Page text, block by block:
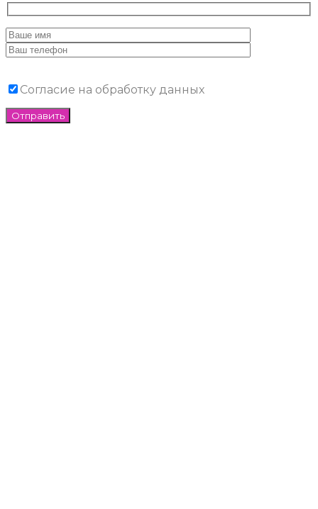
Согласие на обработку данных